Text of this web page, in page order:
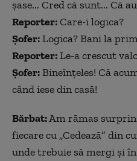
șase... Cred că sunt... Că
Reporter:Care-i logica?
Șofer:Logica? Bani la
Reporter:Le-a crescut
Șofer:Bineînțeles! Că
când iese din casă!
Bărbat:Am rămas
fiecare cu „Cedează” din
unde trebuie să mergi și